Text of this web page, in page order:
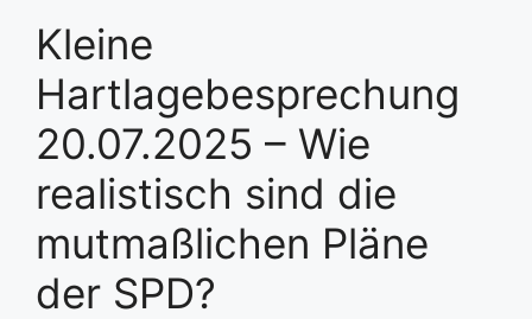
Kleine
Hartlagebesprechung
20.07.2025 – Wie
realistisch sind die
mutmaßlichen Pläne
der SPD?